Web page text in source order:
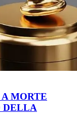
MORTE
DELLA